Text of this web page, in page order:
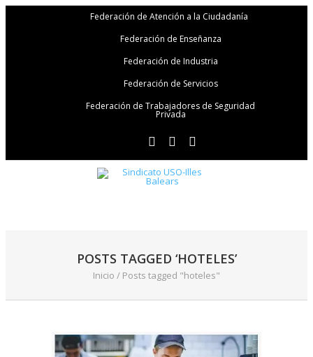
Federación de Atención a la Ciudadanía
Federación de Enseñanza
Federación de Industria
Federación de Servicios
Federación de Trabajadores de Seguridad
Privada
POSTS TAGGED ‘HOTELES’
Inicio / Posts tagged "hoteles"